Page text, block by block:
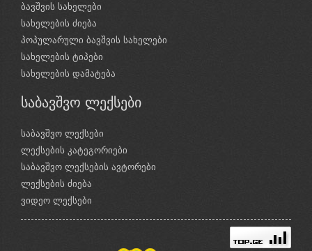
ბავშვის სახელები
სახელების ძიება
პოპულარული ბავშვის სახელები
სახელების ტიპები
სახელების დამატება
საბავშვო ლექსები
საბავშვო ლექსები
ლექსების კატეგორიები
საბავშვო ლექსების ავტორები
ლექსების ძიება
ვიდეო ლექსები